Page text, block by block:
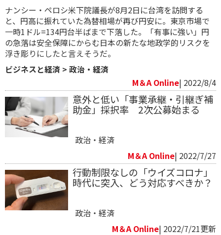
ナンシー・ペロシ米下院議長が8月2日に台湾を訪問する
と、円高に振れていた為替相場が再び円安に。東京市場で
一時1ドル=134円台半ばまで下落した。「有事に強い」円
の急落は安全保障にからむ日本の新たな地政学的リスクを
浮き彫りにしたと言えそうだ。
ビジネスと経済 > 政治・経済
M＆A Online| 2022/8/4
意外と低い「事業承継・引継ぎ補
助金」採択率 2次公募始まる
政治・経済
M＆A Online| 2022/7/27
行動制限なしの「ウイズコロナ」
時代に突入、どう対応すべきか？
政治・経済
M＆A Online| 2022/7/21更新